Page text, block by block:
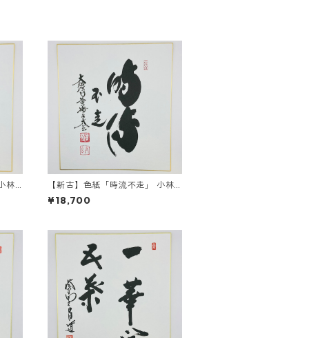
林
【新古】色紙「時流不走」 小林
太玄師 自筆 たとう紙入
¥18,700